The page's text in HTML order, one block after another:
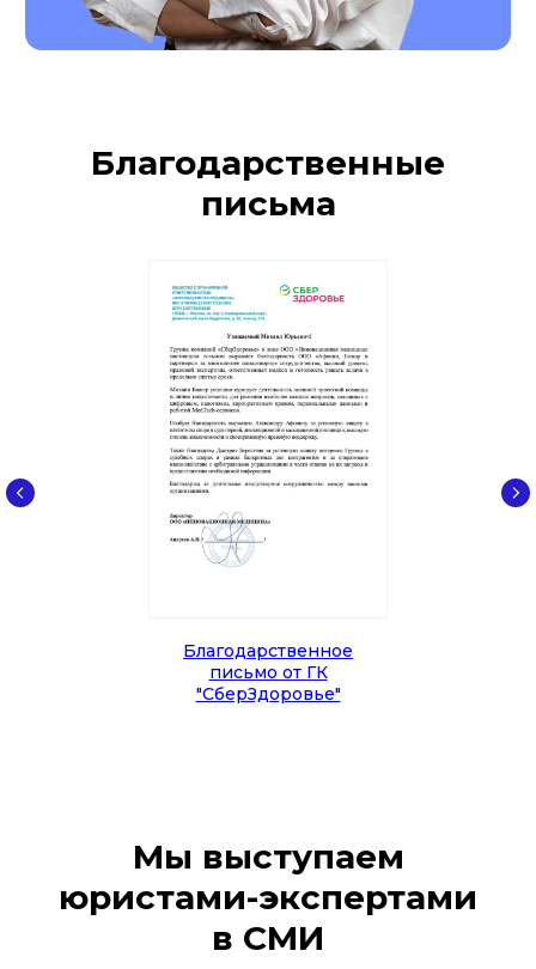
Благодарственные
письма
Благодарственное
письмо от ГК
"СберЗдоровье"
Мы выступаем
юристами-экспертами
в СМИ
ЮРИДИЧЕСКИХ НОВОСТЕЙ
Объясняем без «воды» и даем
рекомендации, что нужно делать